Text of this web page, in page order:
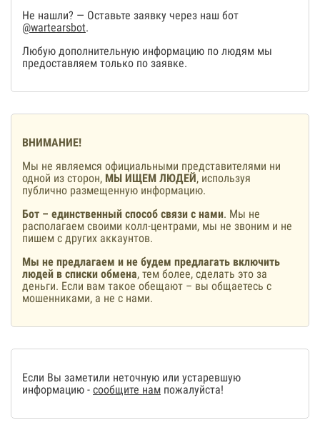
Не нашли? — Оставьте заявку через наш бот
@wartearsbot.
Любую дополнительную информацию по людям мы
предоставляем только по заявке.
ВНИМАНИЕ!
Мы не являемся официальными представителями ни
одной из сторон, МЫ ИЩЕМ ЛЮДЕЙ, используя
публично размещенную информацию.
Бот – единственный способ связи с нами. Мы не
располагаем своими колл-центрами, мы не звоним и не
пишем с других аккаунтов.
Мы не предлагаем и не будем предлагать включить
людей в списки обмена, тем более, сделать это за
деньги. Если вам такое обещают – вы общаетесь с
мошенниками, а не с нами.
Если Вы заметили неточную или устаревшую
информацию - сообщите нам пожалуйста!